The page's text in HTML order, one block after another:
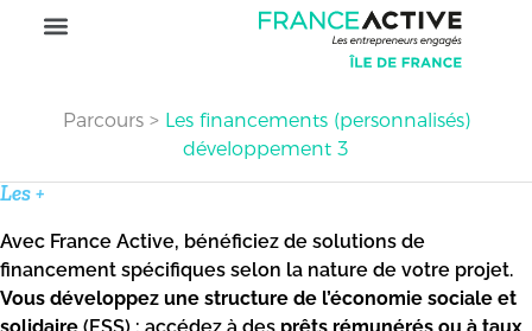
Parcours> Les financements (personnalisés)
développement 3
Les +
Avec France Active, bénéficiez de solutions de
financement spécifiques selon la nature de votre projet.
Vous développez une structure de l’économie sociale et